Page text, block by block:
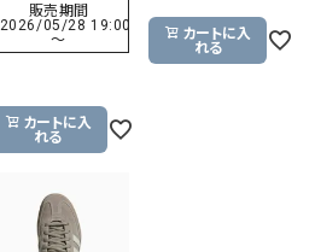
（ｇ） （グラム）
Gives a sense of fullment
ICHI（イチ）
販売期間
2026/05/28 19:00
〜
カートに入
れる
カートに入
れる